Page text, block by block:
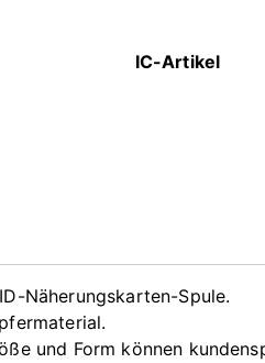
IC-Artikel
Näherungskarten-Spule.
und Form können